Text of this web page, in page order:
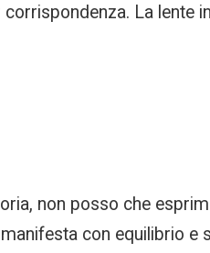
La lente
non posso che
con equilibrio e